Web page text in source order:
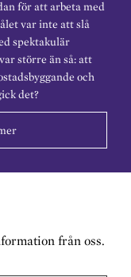
från oss.
för att arbeta med
var inte att slå
spektakulär
större än så: att
och
det?